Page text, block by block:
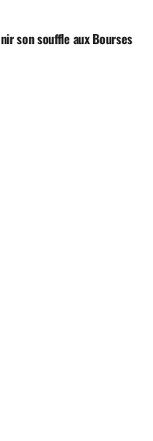
son souffle aux Bourses